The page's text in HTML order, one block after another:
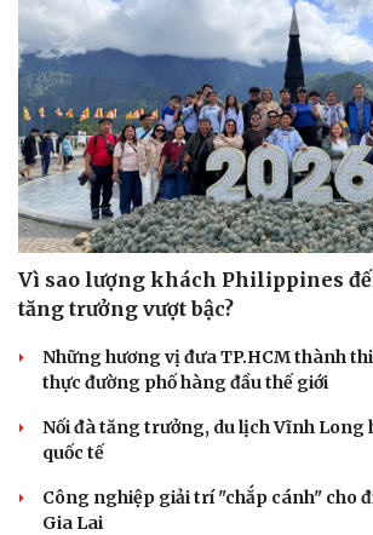
Vì sao lượng khách Philippines
tăng trưởng vượt bậc?
Những hương vị đưa TP.HCM thành
thực đường phố hàng đầu thế giới
Nối đà tăng trưởng, du lịch Vĩnh Long
quốc tế
Công nghiệp giải trí "chắp cánh" cho
Gia Lai